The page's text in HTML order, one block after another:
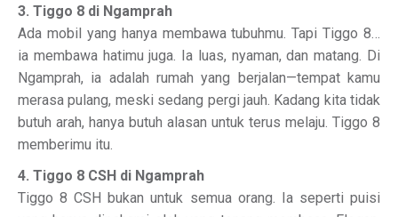
3. Tiggo 8 di Ngamprah
Ada mobil yang hanya membawa tubuhmu. Tapi Tiggo 8…
ia membawa hatimu juga. Ia luas, nyaman, dan matang. Di
Ngamprah, ia adalah rumah yang berjalan—tempat kamu
merasa pulang, meski sedang pergi jauh. Kadang kita tidak
butuh arah, hanya butuh alasan untuk terus melaju. Tiggo 8
memberimu itu.
4. Tiggo 8 CSH di Ngamprah
Tiggo 8 CSH bukan untuk semua orang. Ia seperti puisi